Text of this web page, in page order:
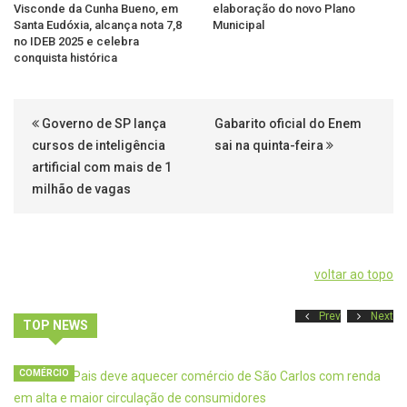
Visconde da Cunha Bueno, em
Santa Eudóxia, alcança nota 7,8
no IDEB 2025 e celebra
conquista histórica
elaboração do novo Plano
Municipal
Governo de SP lança
cursos de inteligência
artificial com mais de 1
milhão de vagas
Gabarito oficial do Enem
sai na quinta-feira
voltar ao topo
TOP NEWS
Prev Next
COMÉRCIO